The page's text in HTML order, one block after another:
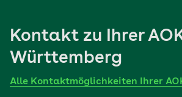
Kontakt zu Ihrer
Württemberg
Alle Kontaktmöglichkeiten Ihrer